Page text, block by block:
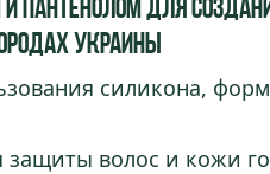
Пантенолом для
Украины
силикона,
волос и кожи